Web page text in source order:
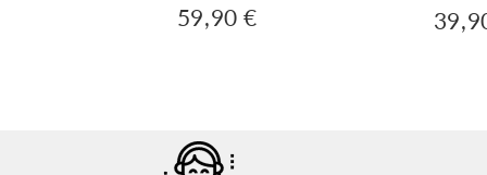
Prix
59,90 €
Prix